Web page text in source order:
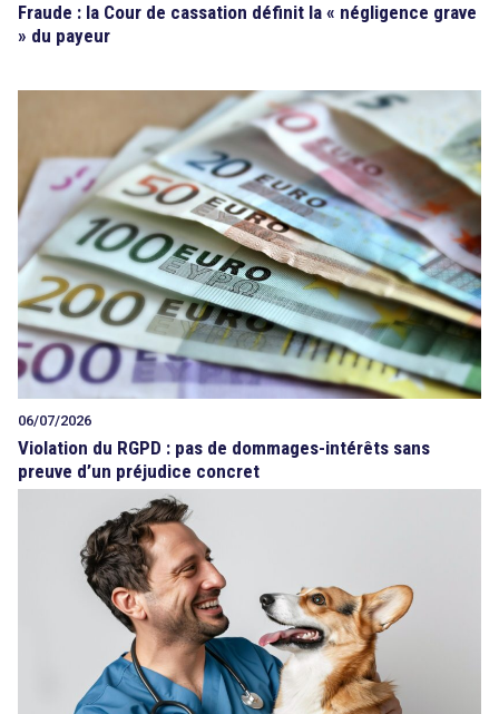
Fraude : la Cour de cassation définit la « négligence grave
» du payeur
06/07/2026
Violation du RGPD : pas de dommages-intérêts sans
preuve d’un préjudice concret